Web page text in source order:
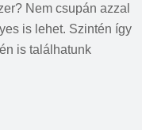
Nem csupán azzal
is lehet. Szintén így
is találhatunk